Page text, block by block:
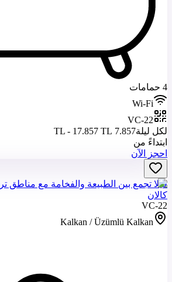
4 حمامات
Wi-Fi
VC-22
لكل ليلة7.857 TL - 17.857 TL
ابتداءً من
احجز الآن
فيلا تجمع بين الطبيعة والفخامة مع مناطق
كالان
VC-22
Kalkan / Üzümlü Kalkan